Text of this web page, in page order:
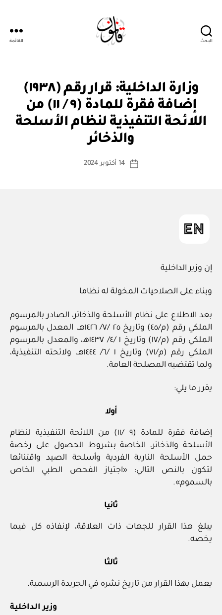
البحث القائمة
التصنيفات
وزارة الداخلية: قرار رقم (١٩٣٨)
إضافة فقرة للمادة (٩ / ١١) من
اللائحة التنفيذية لنظام الأسلحة
والذخائر
كاتب
بو
س
ة
تاريخ
14 أكتوبر 2024
إن وزير الداخلية
وبناء على الصلاحيات المخولة له نظاما
بعد الاطلاع على نظام الأسلحة والذخائر، الصادر بالمرسوم
الملكي رقم (م/٤٥) وتاريخ ٢٥ /٧/ ١٤٢٦هـ، المعدل بالمرسوم
الملكي رقم (م/١٧) وتاريخ ١ /٤/ ١٤٣٧هـ، والمعدل بالمرسوم
الملكي رقم (م/٧١) وتاريخ ١ /٦/ ١٤٤٤هـ، ولائحته التنفيذية،
ولما تقتضيه المصلحة العامة.
يقرر ما يلي:
أولا
إضافة فقرة للمادة (٩ /١١) من اللائحة التنفيذية لنظام
الأسلحة والذخائر، الخاصة بشروط الحصول على رخصة
حمل الأسلحة النارية الفردية وأسلحة الصيد واقتنائها
لتكون بالنص التالي: «اجتياز الفحص الطبي الخاص
بالسموم».
ثانيا
يبلغ هذا القرار للجهات ذات العلاقة، لإنفاذه كل فيما
يخصه.
ثالثا
يعمل بهذا القرار من تاريخ نشره في الجريدة الرسمية.
وزير الداخلية